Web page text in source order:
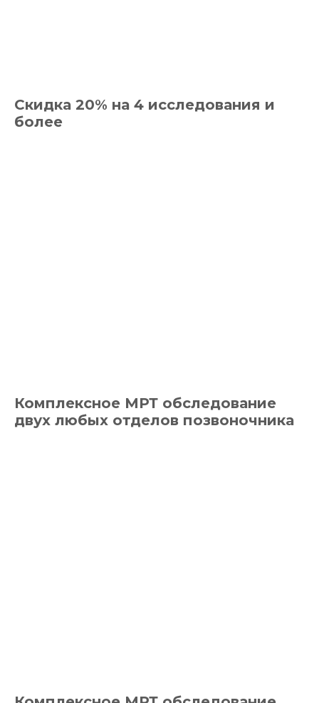
Скидка 20% на 4 исследования и
более
Комплексное МРТ обследование
двух любых отделов позвоночника